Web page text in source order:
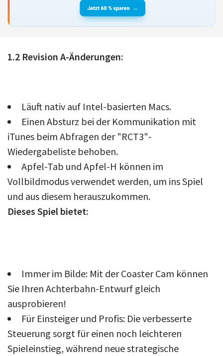
1.2 Revision A-Änderungen:
Läuft nativ auf Intel-basierten Macs.
Einen Absturz bei der Kommunikation mit
iTunes beim Abfragen der "RCT3"-
Wiedergabeliste behoben.
Apfel-Tab und Apfel-H können im
Vollbildmodus verwendet werden, um ins Spiel
und aus diesem herauszukommen.
Dieses Spiel bietet:
Immer im Bilde: Mit der Coaster Cam können
Sie Ihren Achterbahn-Entwurf gleich
ausprobieren!
Für Einsteiger und Profis: Die verbesserte
Steuerung sorgt für einen noch leichteren
Spieleinstieg, während neue strategische